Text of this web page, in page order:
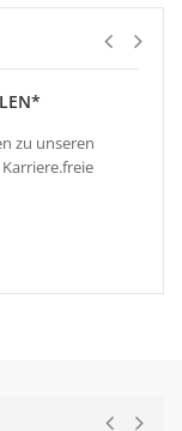
zu unseren